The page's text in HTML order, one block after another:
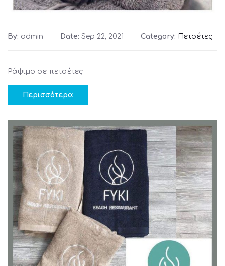
By: admin Date: Sep 22, 2021 Category: Πετσέτες
Ράψιμο σε πετσέτες
Περισσότερα